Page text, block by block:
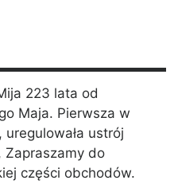
223 lata od
Maja. Pierwsza w
ustrój
Zapraszamy do
części obchodów.